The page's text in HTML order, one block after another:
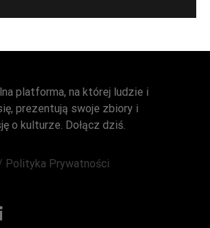
platforma, na której ludzie i
prezentują swoje zbiory i
o kulturze. Dołącz dziś.
Polityka Prywatności